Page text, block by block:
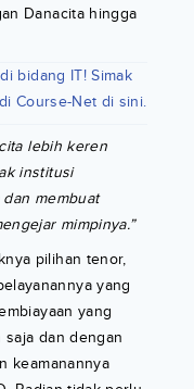
Danacita hingga
bidang IT! Simak
Course-Net di sini.
lebih keren
institusi
membuat
mimpinya.”
pilihan tenor,
yang
yang
saja dan dengan
keamanannya